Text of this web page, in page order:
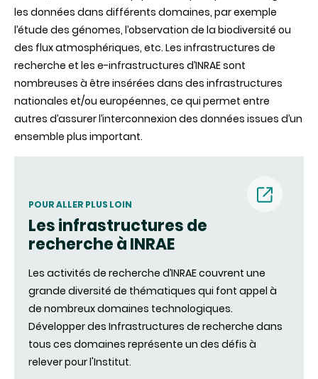
les données dans différents domaines, par exemple
l’étude des génomes, l’observation de la biodiversité ou
des flux atmosphériques, etc. Les infrastructures de
recherche et les e-infrastructures d’INRAE sont
nombreuses à être insérées dans des infrastructures
nationales et/ou européennes, ce qui permet entre
autres d’assurer l’interconnexion des données issues d’un
ensemble plus important.
POUR ALLER PLUS LOIN
Les infrastructures de
recherche à INRAE
Les activités de recherche d’INRAE couvrent une
grande diversité de thématiques qui font appel à
de nombreux domaines technologiques.
Développer des Infrastructures de recherche dans
tous ces domaines représente un des défis à
relever pour l'Institut.